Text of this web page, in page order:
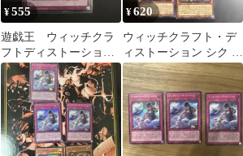
¥555
遊戯王 ウィッチクラ
フトディストーショ
ン シークレット
¥620
ウィッチクラフト・デ
ィストーション シク シ
ークレット 遊戯王 ②